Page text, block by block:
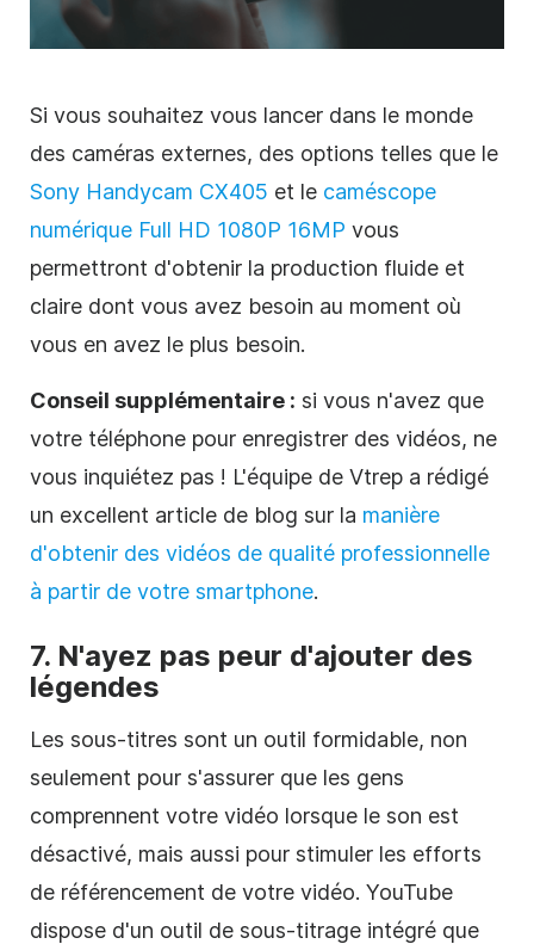
Si vous souhaitez vous lancer dans le monde
des caméras externes, des options telles que le
Sony Handycam CX405 et le caméscope
numérique Full HD 1080P 16MP vous
permettront d'obtenir la production fluide et
claire dont vous avez besoin au moment où
vous en avez le plus besoin.
Conseil supplémentaire : si vous n'avez que
votre téléphone pour enregistrer des vidéos, ne
vous inquiétez pas ! L'équipe de Vtrep a rédigé
un excellent article de blog sur la manière
d'obtenir des vidéos de qualité professionnelle
à partir de votre smartphone.
7. N'ayez pas peur d'ajouter des
légendes
Les sous-titres sont un outil formidable, non
seulement pour s'assurer que les gens
comprennent votre vidéo lorsque le son est
désactivé, mais aussi pour stimuler les efforts
de référencement de votre vidéo. YouTube
dispose d'un outil de sous-titrage intégré que